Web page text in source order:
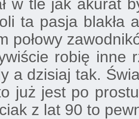
w tle jak akurat
ta pasja blakła
połowy
robię inne
a dzisiaj tak.
już jest po
z lat 90 to